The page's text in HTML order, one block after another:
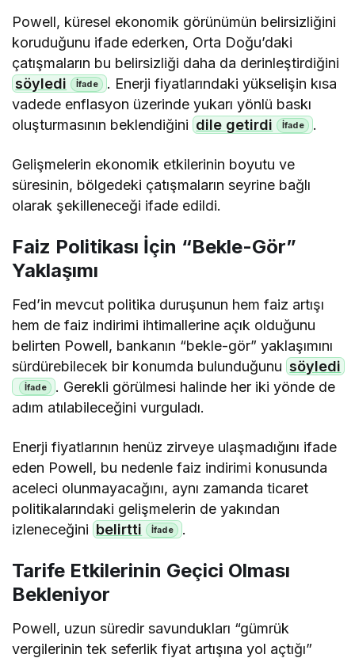
Powell, küresel ekonomik görünümün belirsizliğini
koruduğunu ifade ederken, Orta Doğu’daki
çatışmaların bu belirsizliği daha da derinleştirdiğini
söyledi
. Enerji fiyatlarındaki yükselişin kısa
vadede enflasyon üzerinde yukarı yönlü baskı
oluşturmasının beklendiğini dile getirdi .
Gelişmelerin ekonomik etkilerinin boyutu ve
süresinin, bölgedeki çatışmaların seyrine bağlı
olarak şekilleneceği ifade edildi.
Faiz Politikası İçin “Bekle-Gör”
Yaklaşımı
Fed’in mevcut politika duruşunun hem faiz artışı
hem de faiz indirimi ihtimallerine açık olduğunu
belirten Powell, bankanın “bekle-gör” yaklaşımını
sürdürebilecek bir konumda bulunduğunu söyledi
. Gerekli görülmesi halinde her iki yönde de
adım atılabileceğini vurguladı.
Enerji fiyatlarının henüz zirveye ulaşmadığını ifade
eden Powell, bu nedenle faiz indirimi konusunda
aceleci olunmayacağını, aynı zamanda ticaret
politikalarındaki gelişmelerin de yakından
izleneceğini belirtti .
Tarife Etkilerinin Geçici Olması
Bekleniyor
Powell, uzun süredir savundukları “gümrük
vergilerinin tek seferlik fiyat artışına yol açtığı”